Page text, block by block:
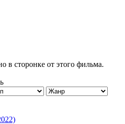
в сторонке от этого фильма.